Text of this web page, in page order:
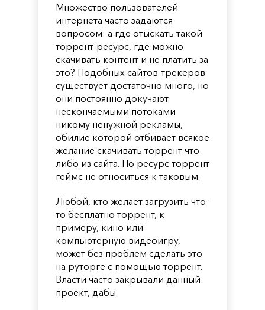
Множество пользователей
интернета часто задаются
вопросом: а где отыскать такой
торрент-ресурс, где можно
скачивать контент и не платить за
это? Подобных сайтов-трекеров
существует достаточно много, но
они постоянно докучают
нескончаемыми потоками
никому ненужной рекламы,
обилие которой отбивает всякое
желание скачивать торрент что-
либо из сайта. Но ресурс торрент
геймс не относиться к таковым.
Любой, кто желает загрузить что-
то бесплатно торрент, к
примеру, кино или
компьютерную видеоигру,
может без проблем сделать это
на руторге с помощью торрент.
Власти часто закрывали данный
проект, дабы